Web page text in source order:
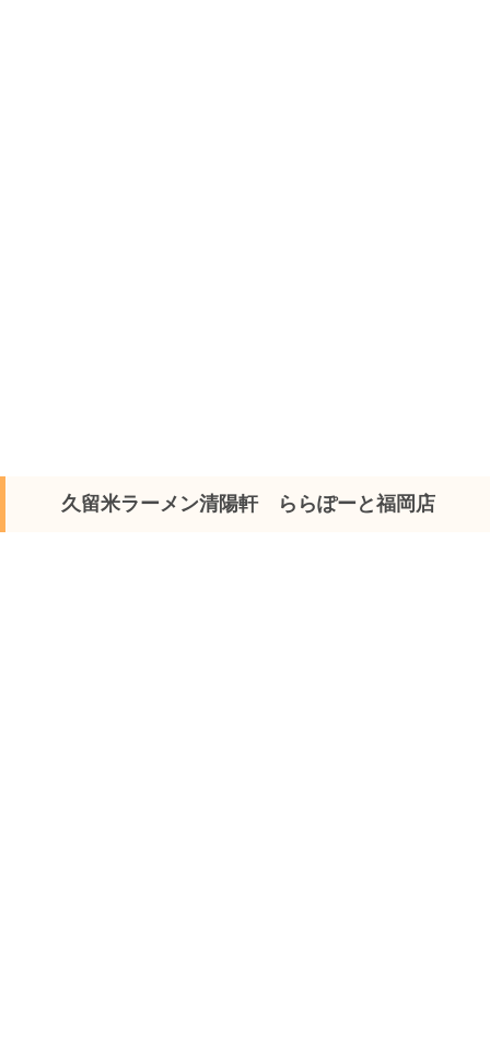
久留米ラーメン清陽軒 ららぽーと福岡店